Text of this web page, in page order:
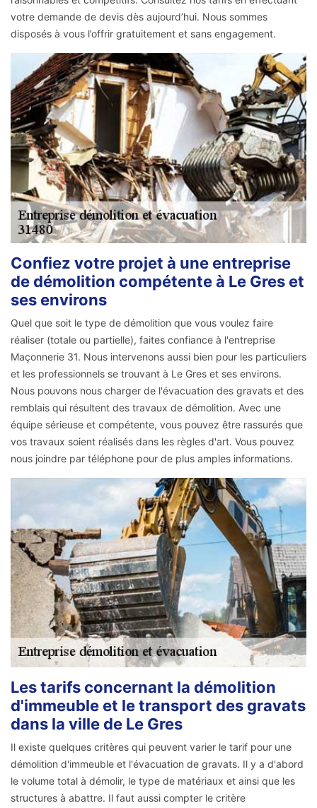
votre demande de devis dès aujourd’hui. Nous sommes
disposés à vous l’offrir gratuitement et sans engagement.
Confiez votre projet à une entreprise
de démolition compétente à Le Gres et
ses environs
Quel que soit le type de démolition que vous voulez faire
réaliser (totale ou partielle), faites confiance à l'entreprise
Maçonnerie 31. Nous intervenons aussi bien pour les particuliers
et les professionnels se trouvant à Le Gres et ses environs.
Nous pouvons nous charger de l'évacuation des gravats et des
remblais qui résultent des travaux de démolition. Avec une
équipe sérieuse et compétente, vous pouvez être rassurés que
vos travaux soient réalisés dans les règles d'art. Vous pouvez
nous joindre par téléphone pour de plus amples informations.
Les tarifs concernant la démolition
d'immeuble et le transport des gravats
dans la ville de Le Gres
Il existe quelques critères qui peuvent varier le tarif pour une
démolition d'immeuble et l'évacuation de gravats. Il y a d'abord
le volume total à démolir, le type de matériaux et ainsi que les
structures à abattre. Il faut aussi compter le critère